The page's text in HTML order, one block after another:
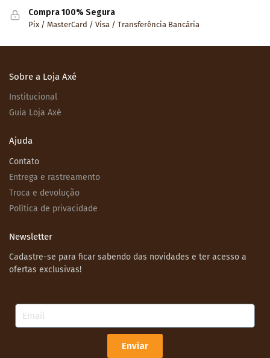
Compra 100% Segura
Pix / MasterCard / Visa / Transferência Bancária
Sobre a Loja Axé
Institucional
Guia Loja Axé
Ajuda
Contato
Entrega e rastreamento
Troca e devolução
Política de privacidade
Newsletter
Cadastre-se para ficar sabendo das novidades e ter acesso a
ofertas exclusivas!
Enviar